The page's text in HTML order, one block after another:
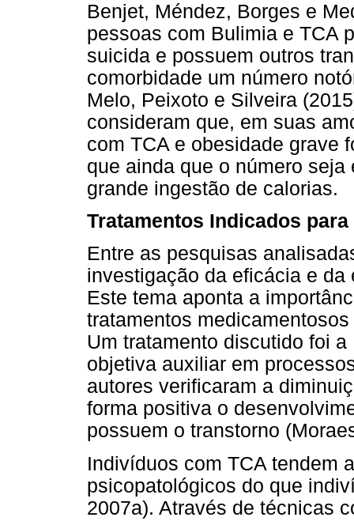
Benjet, Méndez, Borges e
pessoas com Bulimia e TCA
suicida e possuem outros
comorbidade um número
Melo, Peixoto e Silveira
consideram que, em suas
com TCA e obesidade grave
que ainda que o número
grande ingestão de calorias.
Tratamentos Indicados para
Entre as pesquisas
investigação da eficácia e
Este tema aponta a
tratamentos
Um tratamento discutido foi
objetiva auxiliar em
autores verificaram a
forma positiva o
possuem o transtorno
Indivíduos com TCA tendem
psicopatológicos do que
2007a). Através de técnicas